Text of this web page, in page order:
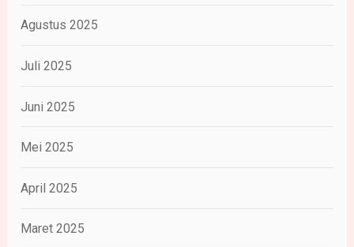
Agustus 2025
Juli 2025
Juni 2025
Mei 2025
April 2025
Maret 2025